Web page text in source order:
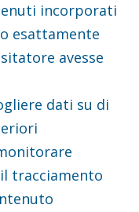
incorporati
esattamente
avesse
dati su di
tracciamento